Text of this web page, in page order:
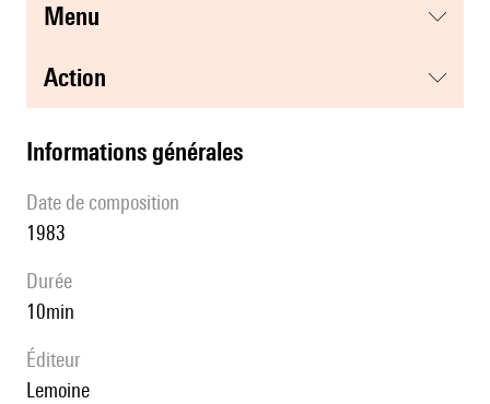
menu
action
informations générales
date de composition
1983
durée
10min
éditeur
Lemoine